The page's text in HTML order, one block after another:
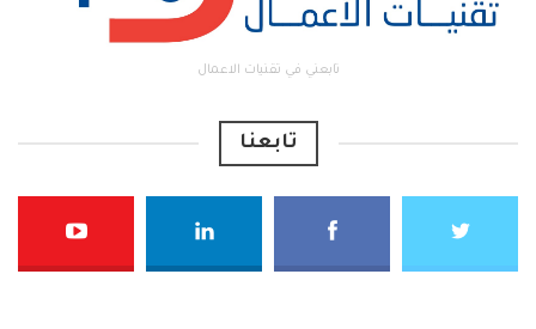
تابعني في تقنيات الاعمال
تابعنا